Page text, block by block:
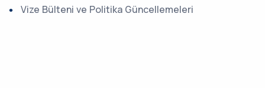
Vize Bülteni ve Politika Güncellemeleri